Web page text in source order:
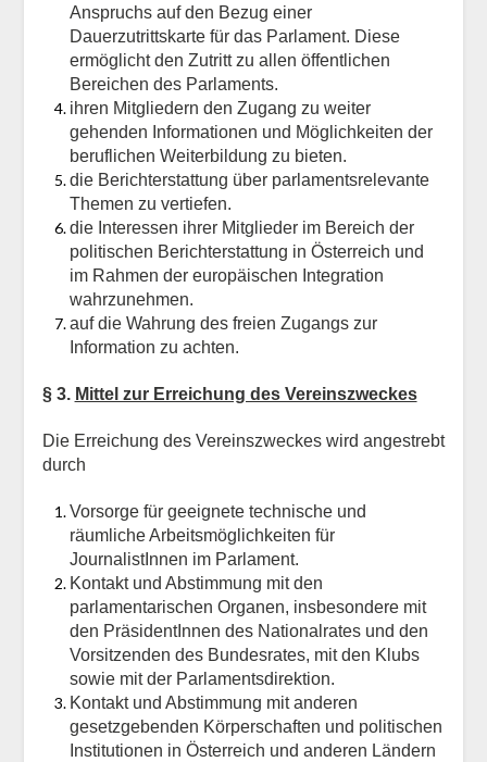
Anspruchs auf den Bezug einer
Dauerzutrittskarte für das Parlament. Diese
ermöglicht den Zutritt zu allen öffentlichen
Bereichen des Parlaments.
ihren Mitgliedern den Zugang zu weiter
gehenden Informationen und Möglichkeiten der
beruflichen Weiterbildung zu bieten.
die Berichterstattung über parlamentsrelevante
Themen zu vertiefen.
die Interessen ihrer Mitglieder im Bereich der
politischen Berichterstattung in Österreich und
im Rahmen der europäischen Integration
wahrzunehmen.
auf die Wahrung des freien Zugangs zur
Information zu achten.
§ 3. Mittel zur Erreichung des Vereinszweckes
Die Erreichung des Vereinszweckes wird angestrebt
durch
Vorsorge für geeignete technische und
räumliche Arbeitsmöglichkeiten für
JournalistInnen im Parlament.
Kontakt und Abstimmung mit den
parlamentarischen Organen, insbesondere mit
den PräsidentInnen des Nationalrates und den
Vorsitzenden des Bundesrates, mit den Klubs
sowie mit der Parlamentsdirektion.
Kontakt und Abstimmung mit anderen
gesetzgebenden Körperschaften und politischen
Institutionen in Österreich und anderen Ländern